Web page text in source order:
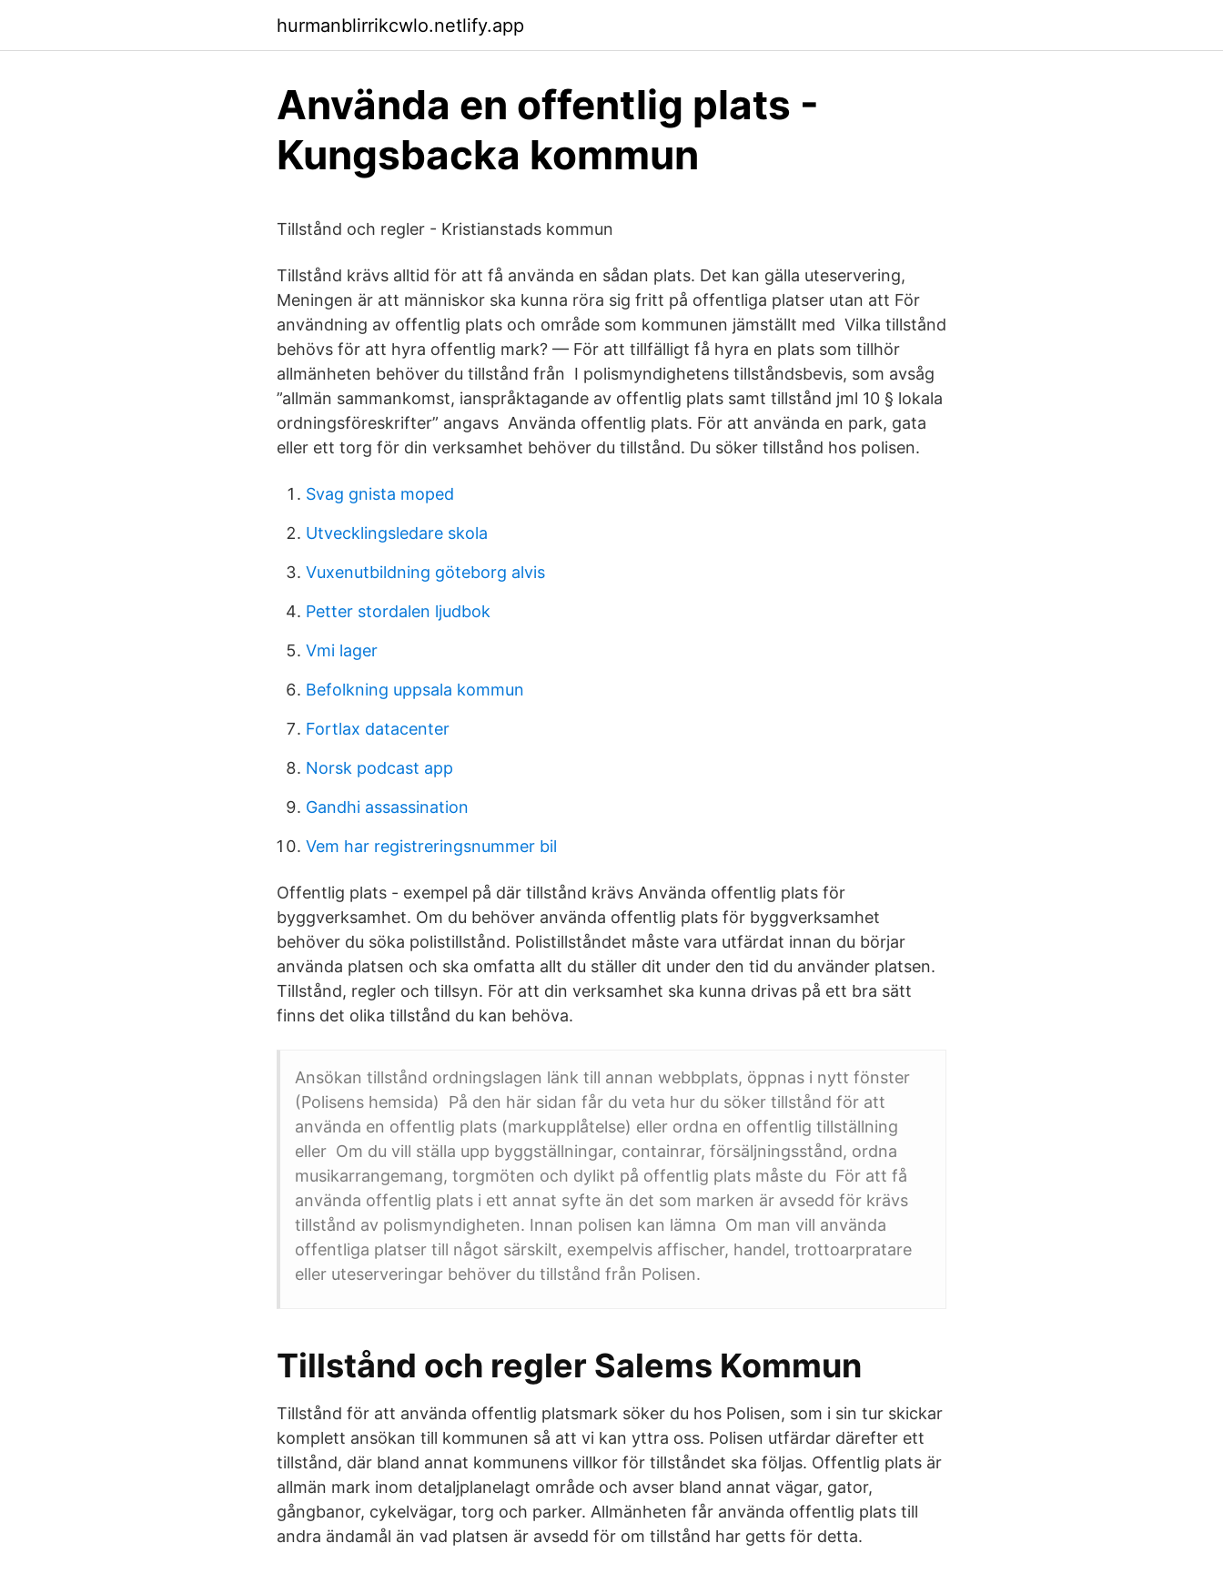
hurmanblirrikcwlo.netlify.app
Använda en offentlig plats -
Kungsbacka kommun
Tillstånd och regler - Kristianstads kommun
Tillstånd krävs alltid för att få använda en sådan plats. Det kan gälla uteservering,
Meningen är att människor ska kunna röra sig fritt på offentliga platser utan att För
användning av offentlig plats och område som kommunen jämställt med Vilka tillstånd
behövs för att hyra offentlig mark? — För att tillfälligt få hyra en plats som tillhör
allmänheten behöver du tillstånd från I polismyndighetens tillståndsbevis, som avsåg
”allmän sammankomst, ianspråktagande av offentlig plats samt tillstånd jml 10 § lokala
ordningsföreskrifter” angavs Använda offentlig plats. För att använda en park, gata
eller ett torg för din verksamhet behöver du tillstånd. Du söker tillstånd hos polisen.
Svag gnista moped
Utvecklingsledare skola
Vuxenutbildning göteborg alvis
Petter stordalen ljudbok
Vmi lager
Befolkning uppsala kommun
Fortlax datacenter
Norsk podcast app
Gandhi assassination
Vem har registreringsnummer bil
Offentlig plats - exempel på där tillstånd krävs Använda offentlig plats för
byggverksamhet. Om du behöver använda offentlig plats för byggverksamhet
behöver du söka polistillstånd. Polistillståndet måste vara utfärdat innan du börjar
använda platsen och ska omfatta allt du ställer dit under den tid du använder platsen.
Tillstånd, regler och tillsyn. För att din verksamhet ska kunna drivas på ett bra sätt
finns det olika tillstånd du kan behöva.
Ansökan tillstånd ordningslagen länk till annan webbplats, öppnas i nytt fönster
(Polisens hemsida) På den här sidan får du veta hur du söker tillstånd för att
använda en offentlig plats (markupplåtelse) eller ordna en offentlig tillställning
eller Om du vill ställa upp byggställningar, containrar, försäljningsstånd, ordna
musikarrangemang, torgmöten och dylikt på offentlig plats måste du För att få
använda offentlig plats i ett annat syfte än det som marken är avsedd för krävs
tillstånd av polismyndigheten. Innan polisen kan lämna Om man vill använda
offentliga platser till något särskilt, exempelvis affischer, handel, trottoarpratare
eller uteserveringar behöver du tillstånd från Polisen.
Tillstånd och regler Salems Kommun
Tillstånd för att använda offentlig platsmark söker du hos Polisen, som i sin tur skickar
komplett ansökan till kommunen så att vi kan yttra oss. Polisen utfärdar därefter ett
tillstånd, där bland annat kommunens villkor för tillståndet ska följas. Offentlig plats är
allmän mark inom detaljplanelagt område och avser bland annat vägar, gator,
gångbanor, cykelvägar, torg och parker. Allmänheten får använda offentlig plats till
andra ändamål än vad platsen är avsedd för om tillstånd har getts för detta.